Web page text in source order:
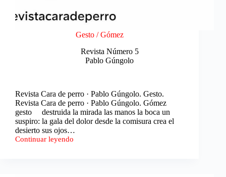
Gesto / Gómez
Revista Número 5
Pablo Gúngolo
Revista Cara de perro · Pablo Gúngolo. Gesto.
Revista Cara de perro · Pablo Gúngolo. Gómez
gesto destruida la mirada las manos la boca un
suspiro: la gala del dolor desde la comisura crea el
desierto sus ojos…
Continuar leyendo
Gesto